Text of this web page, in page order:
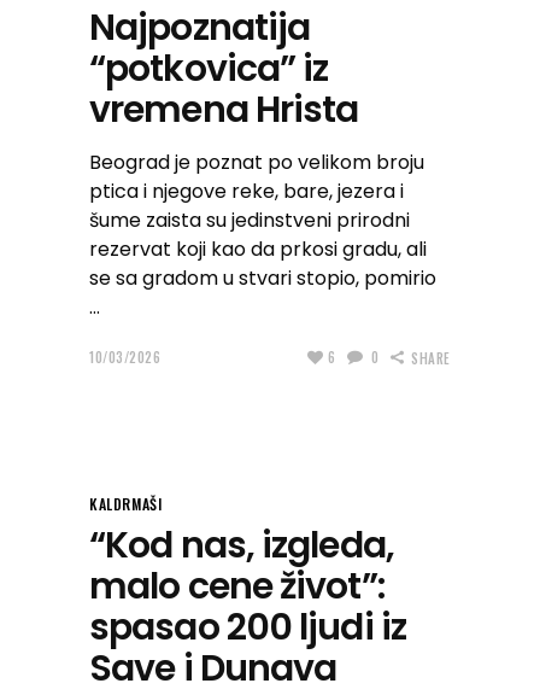
Najpoznatija
“potkovica” iz
vremena Hrista
Beograd je poznat po velikom broju
ptica i njegove reke, bare, jezera i
šume zaista su jedinstveni prirodni
rezervat koji kao da prkosi gradu, ali
se sa gradom u stvari stopio, pomirio
10/03/2026 6 0 SHARE
KALDRMAŠI
“Kod nas, izgleda,
malo cene život”:
spasao 200 ljudi iz
Save i Dunava